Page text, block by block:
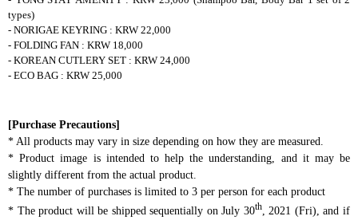
types)
- NORIGAE KEYRING : KRW 22,000
- FOLDING FAN : KRW 18,000
- KOREAN CUTLERY SET : KRW 24,000
- ECO BAG : KRW 25,000
[Purchase Precautions]
* All products may vary in size depending on how they are measured.
* Product image is intended to help the understanding, and it may be
slightly different from the actual product.
* The number of purchases is limited to 3 per person for each product
* The product will be shipped sequentially on July 30th, 2021 (Fri), and if